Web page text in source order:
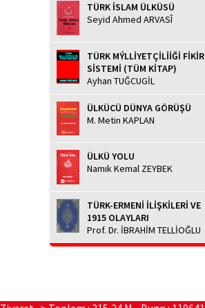
TÜRK İSLAM ÜLKÜSÜ
Seyid Ahmed ARVASÎ
TÜRK MÝLLİYETÇİLİİĞİ FİKİR
SİSTEMİ (TÜM KİTAP)
Ayhan TUĞCUGİL
ÜLKÜCÜ DÜNYA GÖRÜŞÜ
M. Metin KAPLAN
ÜLKÜ YOLU
Namık Kemal ZEYBEK
TÜRK-ERMENİ İLİŞKİLERİ VE
1915 OLAYLARI
Prof. Dr. İBRAHİM TELLİOĞLU